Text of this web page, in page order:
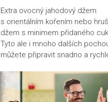
Extra ovocný jahodový džem
s orientálním kořením nebo
džem s minimem přidaného
Tyto ale i mnoho dalších
můžete připravit snadno a